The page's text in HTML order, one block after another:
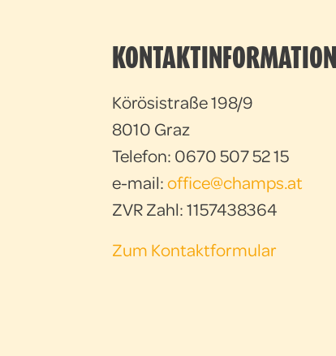
Körösistraße 198/9
8010 Graz
Telefon: 0670 507 52 15
e-mail:office@champs.at
ZVR Zahl: 1157438364
Zum Kontaktformular